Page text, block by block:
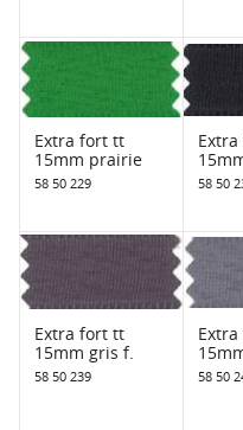
Extra fort tt
15mm prairie
58 50 229 58 50
Extra fort tt
15mm gris f.
58 50 239 58 50